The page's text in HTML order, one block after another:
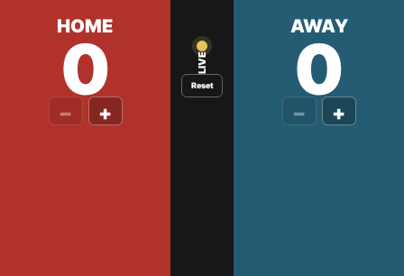
HOME
0
− +
LIVE
Reset
AWAY
0
− +